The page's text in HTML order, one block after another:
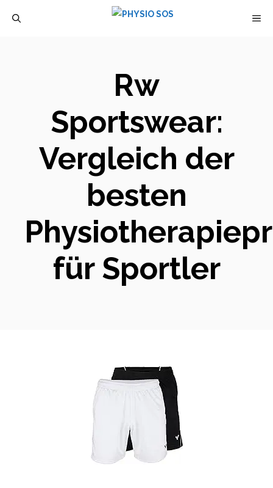
Rw
Sportswear:
Vergleich der
besten
für Sportler